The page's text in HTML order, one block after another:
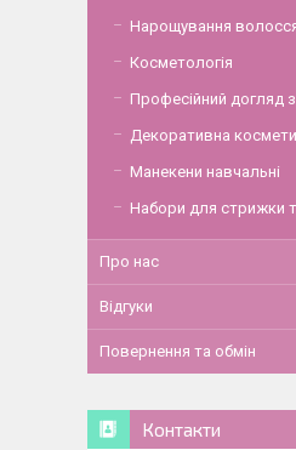
Нарощування
Косметологія
Професійний догляд
Декоративна
Манекени навчальні
Набори для стрижки
Про нас
Відгуки
Повернення та обмін
Контакти